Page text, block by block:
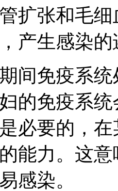
扩张和毛
产生感染的
间免疫系
的免疫系
必要的，
能力。这
感染。